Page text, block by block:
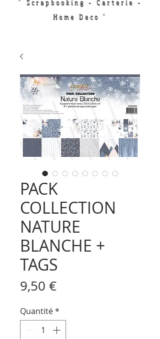
" Scrapbooking - Carterie -
Home Deco "
PACK
COLLECTION
NATURE
BLANCHE +
TAGS
9,50 €Prix
Quantité*